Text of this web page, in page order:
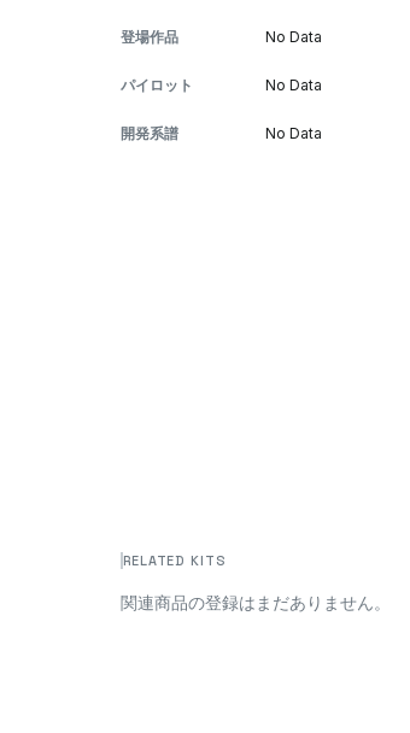
登場作品 No Data
パイロット No Data
開発系譜 No Data
RELATED KITS
関連商品の登録はまだありません。